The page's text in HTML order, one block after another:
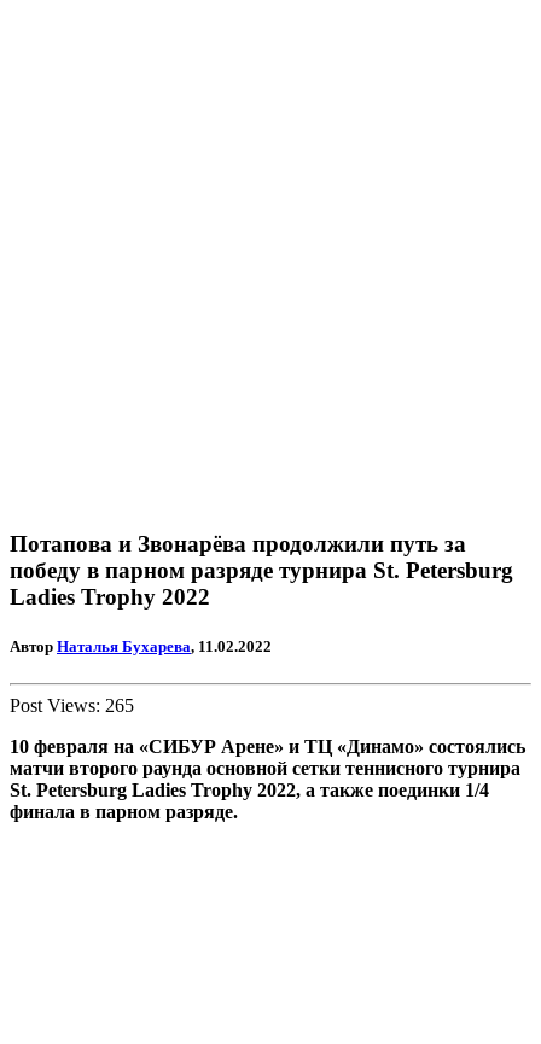
Потапова и Звонарёва продолжили путь за
победу в парном разряде турнира St. Petersburg
Ladies Trophy 2022
Автор Наталья Бухарева, 11.02.2022
Post Views: 265
10 февраля на «СИБУР Арене» и ТЦ «Динамо» состоялись
матчи второго раунда основной сетки теннисного турнира
St. Petersburg Ladies Trophy 2022, а также поединки 1/4
финала в парном разряде.